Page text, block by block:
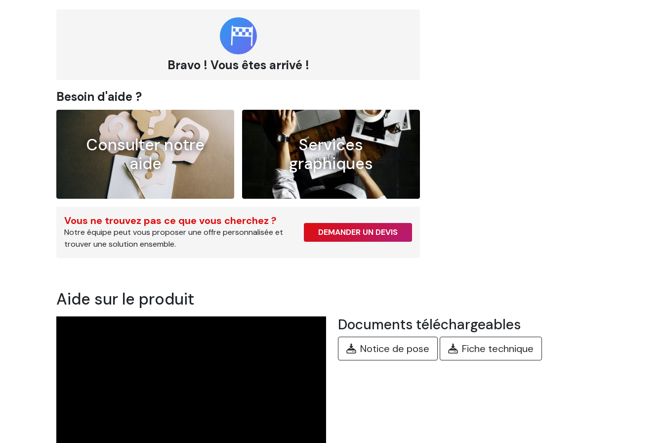
Bravo ! Vous êtes arrivé !
Besoin d'aide ?
Consulter notre
aide
Services
graphiques
Vous ne trouvez pas ce que vous cherchez ?
Notre équipe peut vous proposer une offre personnalisée et
trouver une solution ensemble.
DEMANDER UN DEVIS
Aide sur le produit
Documents téléchargeables
Notice de pose Fiche technique